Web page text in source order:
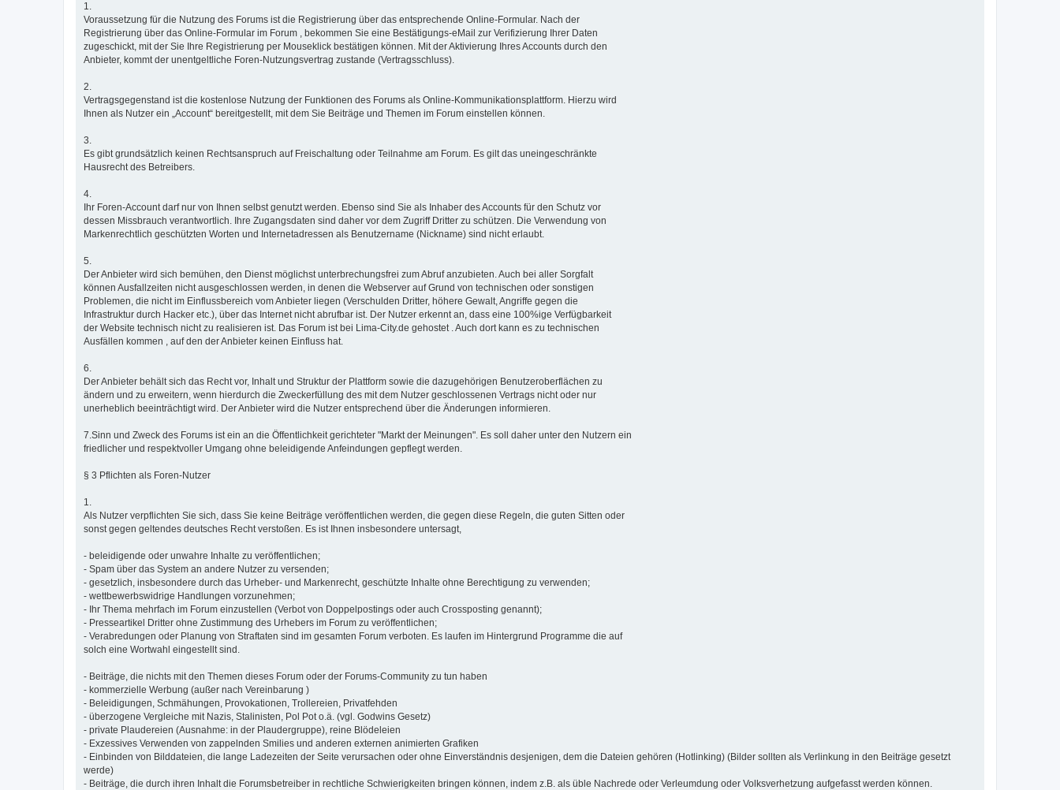
1.
Voraussetzung für die Nutzung des Forums ist die Registrierung über das entsprechende Online-Formular. Nach der
Registrierung über das Online-Formular im Forum , bekommen Sie eine Bestätigungs-eMail zur Verifizierung Ihrer Daten
zugeschickt, mit der Sie Ihre Registrierung per Mouseklick bestätigen können. Mit der Aktivierung Ihres Accounts durch den
Anbieter, kommt der unentgeltliche Foren-Nutzungsvertrag zustande (Vertragsschluss).
2.
Vertragsgegenstand ist die kostenlose Nutzung der Funktionen des Forums als Online-Kommunikationsplattform. Hierzu wird
Ihnen als Nutzer ein „Account“ bereitgestellt, mit dem Sie Beiträge und Themen im Forum einstellen können.
3.
Es gibt grundsätzlich keinen Rechtsanspruch auf Freischaltung oder Teilnahme am Forum. Es gilt das uneingeschränkte
Hausrecht des Betreibers.
4.
Ihr Foren-Account darf nur von Ihnen selbst genutzt werden. Ebenso sind Sie als Inhaber des Accounts für den Schutz vor
dessen Missbrauch verantwortlich. Ihre Zugangsdaten sind daher vor dem Zugriff Dritter zu schützen. Die Verwendung von
Markenrechtlich geschützten Worten und Internetadressen als Benutzername (Nickname) sind nicht erlaubt.
5.
Der Anbieter wird sich bemühen, den Dienst möglichst unterbrechungsfrei zum Abruf anzubieten. Auch bei aller Sorgfalt
können Ausfallzeiten nicht ausgeschlossen werden, in denen die Webserver auf Grund von technischen oder sonstigen
Problemen, die nicht im Einflussbereich vom Anbieter liegen (Verschulden Dritter, höhere Gewalt, Angriffe gegen die
Infrastruktur durch Hacker etc.), über das Internet nicht abrufbar ist. Der Nutzer erkennt an, dass eine 100%ige Verfügbarkeit
der Website technisch nicht zu realisieren ist. Das Forum ist bei Lima-City.de gehostet . Auch dort kann es zu technischen
Ausfällen kommen , auf den der Anbieter keinen Einfluss hat.
6.
Der Anbieter behält sich das Recht vor, Inhalt und Struktur der Plattform sowie die dazugehörigen Benutzeroberflächen zu
ändern und zu erweitern, wenn hierdurch die Zweckerfüllung des mit dem Nutzer geschlossenen Vertrags nicht oder nur
unerheblich beeinträchtigt wird. Der Anbieter wird die Nutzer entsprechend über die Änderungen informieren.
7.Sinn und Zweck des Forums ist ein an die Öffentlichkeit gerichteter "Markt der Meinungen". Es soll daher unter den Nutzern ein
friedlicher und respektvoller Umgang ohne beleidigende Anfeindungen gepflegt werden.
§ 3 Pflichten als Foren-Nutzer
1.
Als Nutzer verpflichten Sie sich, dass Sie keine Beiträge veröffentlichen werden, die gegen diese Regeln, die guten Sitten oder
sonst gegen geltendes deutsches Recht verstoßen. Es ist Ihnen insbesondere untersagt,
- beleidigende oder unwahre Inhalte zu veröffentlichen;
- Spam über das System an andere Nutzer zu versenden;
- gesetzlich, insbesondere durch das Urheber- und Markenrecht, geschützte Inhalte ohne Berechtigung zu verwenden;
- wettbewerbswidrige Handlungen vorzunehmen;
- Ihr Thema mehrfach im Forum einzustellen (Verbot von Doppelpostings oder auch Crossposting genannt);
- Presseartikel Dritter ohne Zustimmung des Urhebers im Forum zu veröffentlichen;
- Verabredungen oder Planung von Straftaten sind im gesamten Forum verboten. Es laufen im Hintergrund Programme die auf
solch eine Wortwahl eingestellt sind.
- Beiträge, die nichts mit den Themen dieses Forum oder der Forums-Community zu tun haben
- kommerzielle Werbung (außer nach Vereinbarung )
- Beleidigungen, Schmähungen, Provokationen, Trollereien, Privatfehden
- überzogene Vergleiche mit Nazis, Stalinisten, Pol Pot o.ä. (vgl. Godwins Gesetz)
- private Plaudereien (Ausnahme: in der Plaudergruppe), reine Blödeleien
- Exzessives Verwenden von zappelnden Smilies und anderen externen animierten Grafiken
- Einbinden von Bilddateien, die lange Ladezeiten der Seite verursachen oder ohne Einverständnis desjenigen, dem die Dateien gehören (Hotlinking) (Bilder sollten als Verlinkung in den Beiträge gesetzt
werde)
- Beiträge, die durch ihren Inhalt die Forumsbetreiber in rechtliche Schwierigkeiten bringen können, indem z.B. als üble Nachrede oder Verleumdung oder Volksverhetzung aufgefasst werden können.